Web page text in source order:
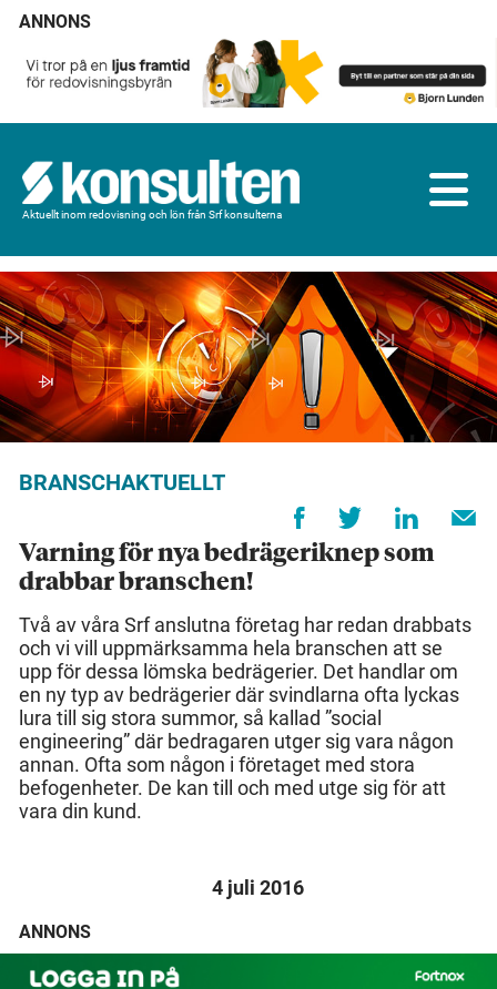
ANNONS
Aktuellt inom redovisning och lön från Srf konsulterna
BRANSCHAKTUELLT
Varning för nya bedrägeriknep som
drabbar branschen!
Två av våra Srf anslutna företag har redan drabbats
och vi vill uppmärksamma hela branschen att se
upp för dessa lömska bedrägerier. Det handlar om
en ny typ av bedrägerier där svindlarna ofta lyckas
lura till sig stora summor, så kallad ”social
engineering” där bedragaren utger sig vara någon
annan. Ofta som någon i företaget med stora
befogenheter. De kan till och med utge sig för att
vara din kund.
4 juli 2016
ANNONS